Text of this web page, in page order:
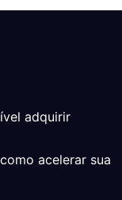
adquirir
acelerar sua